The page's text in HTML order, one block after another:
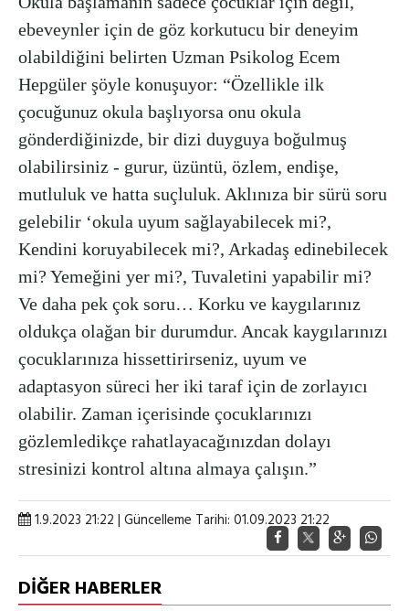
ebeveynler için de göz korkutucu bir deneyim
olabildiğini belirten Uzman Psikolog Ecem
Hepgüler şöyle konuşuyor: “Özellikle ilk
çocuğunuz okula başlıyorsa onu okula
gönderdiğinizde, bir dizi duyguya boğulmuş
olabilirsiniz - gurur, üzüntü, özlem, endişe,
mutluluk ve hatta suçluluk. Aklınıza bir sürü soru
gelebilir ‘okula uyum sağlayabilecek mi?,
Kendini koruyabilecek mi?, Arkadaş edinebilecek
mi? Yemeğini yer mi?, Tuvaletini yapabilir mi?
Ve daha pek çok soru… Korku ve kaygılarınız
oldukça olağan bir durumdur. Ancak kaygılarınızı
çocuklarınıza hissettirirseniz, uyum ve
adaptasyon süreci her iki taraf için de zorlayıcı
olabilir. Zaman içerisinde çocuklarınızı
gözlemledikçe rahatlayacağınızdan dolayı
stresinizi kontrol altına almaya çalışın.”
1.9.2023 21:22 | Güncelleme Tarihi: 01.09.2023 21:22
DİĞER HABERLER